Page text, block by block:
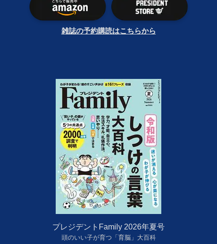
雑誌の予約購読はこちらから
プレジデントFamily 2026年夏号
頭のいい子が育つ「育脳」大百科